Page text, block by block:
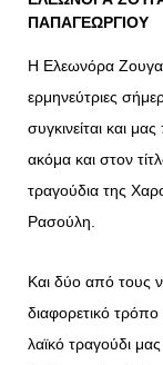
ΠΑΠΑΓΕΩΡΓΙΟΥ
Η Ελεωνόρα
ερμηνεύτριες
συγκινείται και
ακόμα και στον
τραγούδια της
Ρασούλη.
Και δύο από τους
διαφορετικό
λαϊκό τραγούδι